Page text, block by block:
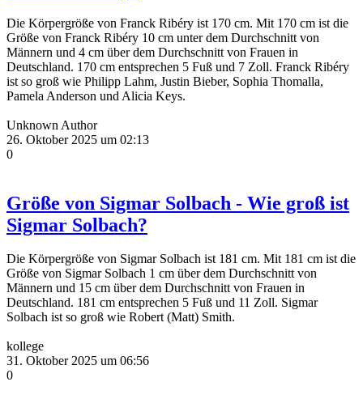
Die Körpergröße von Franck Ribéry ist 170 cm. Mit 170 cm ist die
Größe von Franck Ribéry 10 cm unter dem Durchschnitt von
Männern und 4 cm über dem Durchschnitt von Frauen in
Deutschland. 170 cm entsprechen 5 Fuß und 7 Zoll. Franck Ribéry
ist so groß wie Philipp Lahm, Justin Bieber, Sophia Thomalla,
Pamela Anderson und Alicia Keys.
Unknown Author
26. Oktober 2025 um 02:13
0
Größe von Sigmar Solbach - Wie groß ist
Sigmar Solbach?
Die Körpergröße von Sigmar Solbach ist 181 cm. Mit 181 cm ist die
Größe von Sigmar Solbach 1 cm über dem Durchschnitt von
Männern und 15 cm über dem Durchschnitt von Frauen in
Deutschland. 181 cm entsprechen 5 Fuß und 11 Zoll. Sigmar
Solbach ist so groß wie Robert (Matt) Smith.
kollege
31. Oktober 2025 um 06:56
0